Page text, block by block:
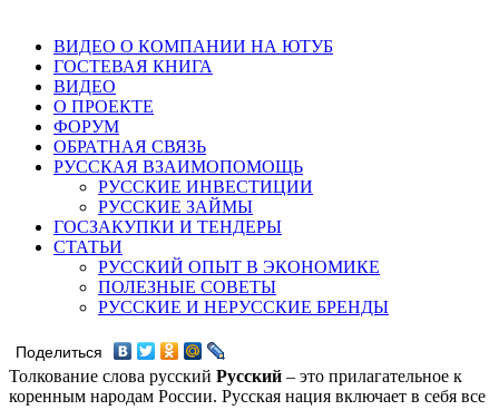
ВИДЕО О КОМПАНИИ НА ЮТУБ
ГОСТЕВАЯ КНИГА
ВИДЕО
О ПРОЕКТЕ
ФОРУМ
ОБРАТНАЯ СВЯЗЬ
РУССКАЯ ВЗАИМОПОМОЩЬ
РУССКИЕ ИНВЕСТИЦИИ
РУССКИЕ ЗАЙМЫ
ГОСЗАКУПКИ И ТЕНДЕРЫ
СТАТЬИ
РУССКИЙ ОПЫТ В ЭКОНОМИКЕ
ПОЛЕЗНЫЕ СОВЕТЫ
РУССКИЕ И НЕРУССКИЕ БРЕНДЫ
Поделиться
Толкование слова русский Русский – это прилагательное к
коренным народам России. Русская нация включает в себя все